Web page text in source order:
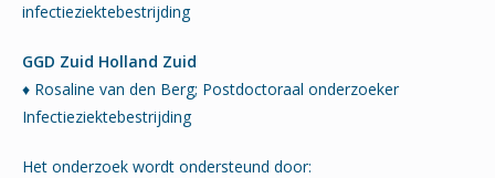
infectieziektebestrijding
GGD Zuid Holland Zuid
♦ Rosaline van den Berg; Postdoctoraal onderzoeker
Infectieziektebestrijding
Het onderzoek wordt ondersteund door: